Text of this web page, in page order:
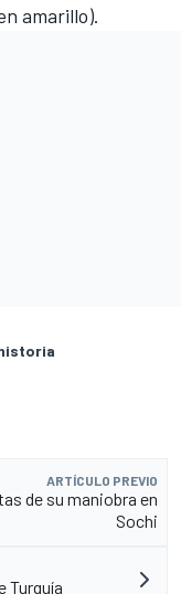
amarillo).
ARTÍCULO PREVIO
de su maniobra en
Sochi
Turquía